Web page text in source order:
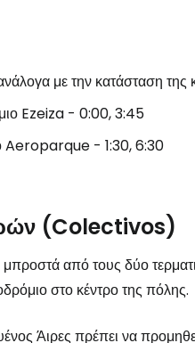
με την κατάσταση της
Ezeiza - 0:00, 3:45
Aeroparque - 1:30, 6:30
(Colectivos)
από τους δύο
στο κέντρο της πόλης.
Άιρες πρέπει να